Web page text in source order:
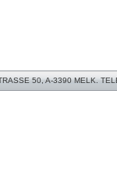
50, A-3390 MELK.